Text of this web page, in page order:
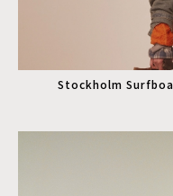
Stockholm